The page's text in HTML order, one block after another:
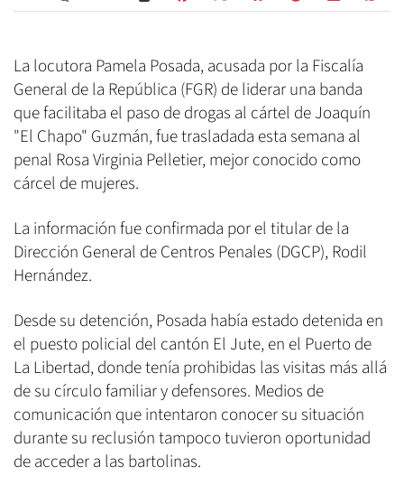
La locutora Pamela Posada, acusada por la Fiscalía
General de la República (FGR) de liderar una banda
que facilitaba el paso de drogas al cártel de Joaquín
"El Chapo" Guzmán, fue trasladada esta semana al
penal Rosa Virginia Pelletier, mejor conocido como
cárcel de mujeres.
La información fue confirmada por el titular de la
Dirección General de Centros Penales (DGCP), Rodil
Hernández.
Desde su detención, Posada había estado detenida en
el puesto policial del cantón El Jute, en el Puerto de
La Libertad, donde tenía prohibidas las visitas más allá
de su círculo familiar y defensores. Medios de
comunicación que intentaron conocer su situación
durante su reclusión tampoco tuvieron oportunidad
de acceder a las bartolinas.